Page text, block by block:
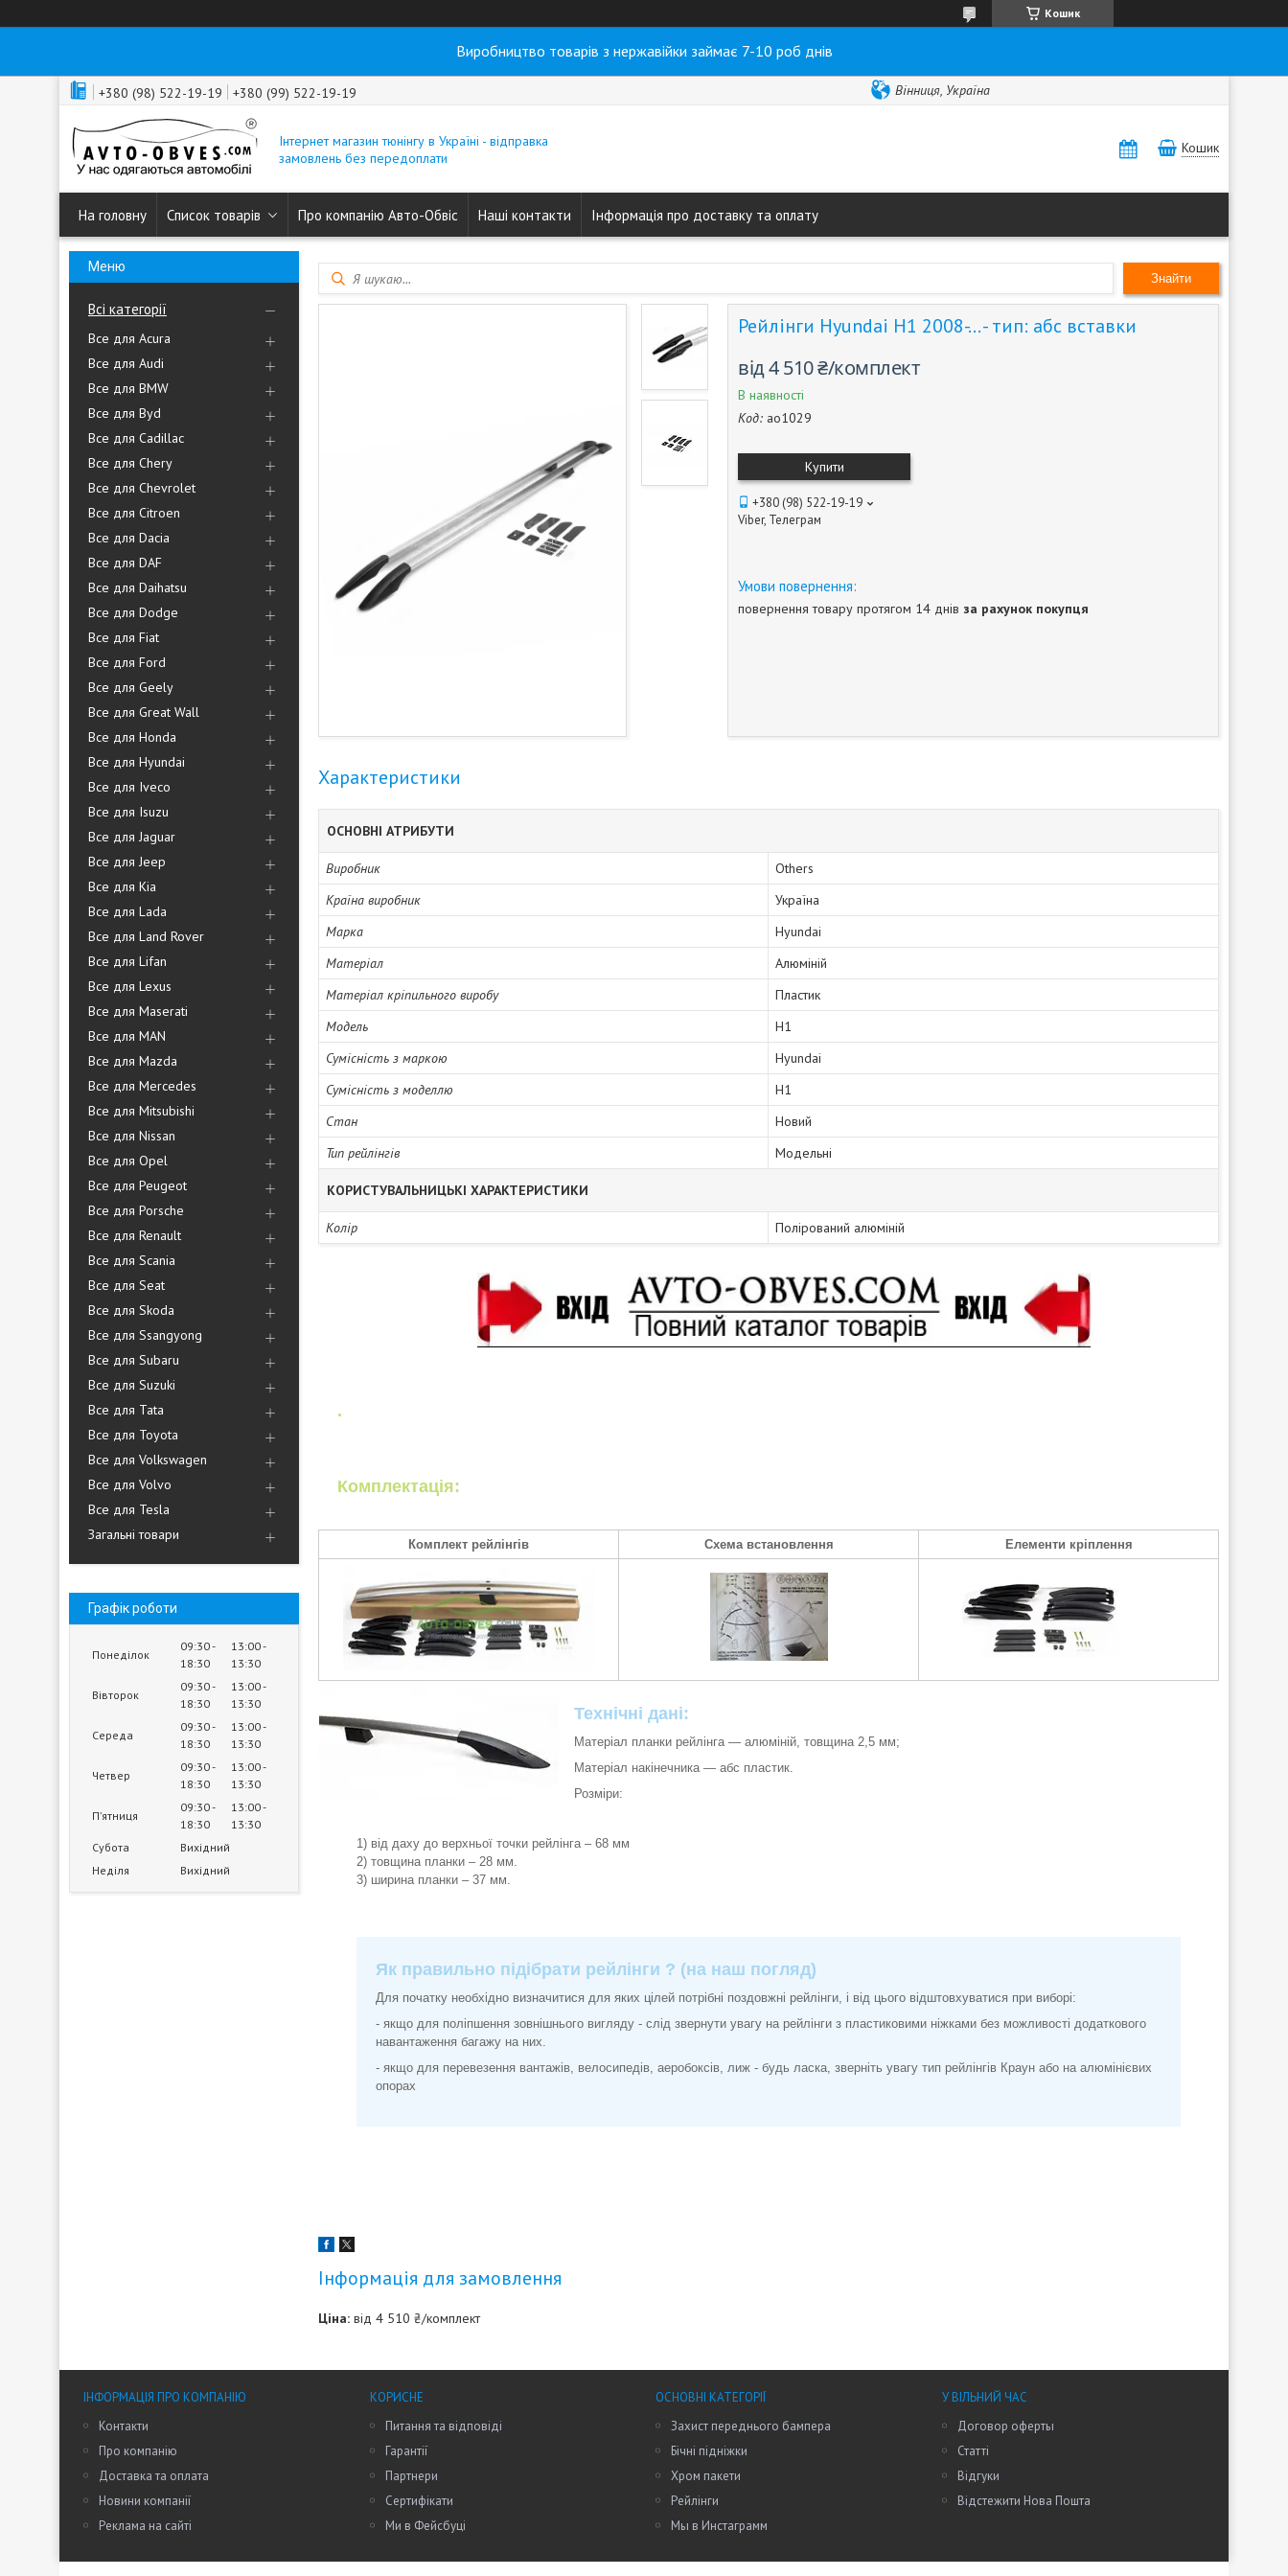
Кошик
Виробництво товарів з нержавійки займає 7-10 роб днів
+380 (98) 522-19-19 +380 (99) 522-19-19 Вінниця, Україна
Інтернет магазин тюнінгу в Україні - відправка
замовлень без передоплати
Кошик
На головну Список товарів Про компанію Авто-Обвіс Наші контакти Інформація про доставку та оплату
Всі категорії
Все для Acura
Все для Audi
Все для BMW
Все для Byd
Все для Cadillac
Все для Chery
Все для Chevrolet
Все для Citroen
Все для Dacia
Все для DAF
Все для Daihatsu
Все для Dodge
Все для Fiat
Все для Ford
Все для Geely
Все для Great Wall
Все для Honda
Все для Hyundai
Все для Iveco
Все для Isuzu
Все для Jaguar
Все для Jeep
Все для Kia
Все для Lada
Все для Land Rover
Все для Lifan
Все для Lexus
Все для Maserati
Все для MAN
Все для Mazda
Все для Mercedes
Все для Mitsubishi
Все для Nissan
Все для Opel
Все для Peugeot
Все для Porsche
Все для Renault
Все для Scania
Все для Seat
Все для Skoda
Все для Ssangyong
Все для Subaru
Все для Suzuki
Все для Tata
Все для Toyota
Все для Volkswagen
Все для Volvo
Все для Tesla
Загальні товари
Графік роботи
Понеділок
09:30
18:30
13:00
13:30
Вівторок
09:30
18:30
13:00
13:30
Середа
09:30
18:30
13:00
13:30
Четвер
09:30
18:30
13:00
13:30
Пʼятниця
09:30
18:30
13:00
13:30
Субота
Вихідний
Неділя
Вихідний
Знайти
Рейлінги Hyundai H1 2008-... - тип: абс вставки
від4 510 ₴/комплект
В наявності
Код: ao1029
Купити
+380 (98) 522-19-19
Viber, Телеграм
повернення товару протягом 14 днів за рахунок покупця
Характеристики
ОСНОВНІ АТРИБУТИ
Виробник
Others
Країна виробник
Україна
Марка
Hyundai
Матеріал
Алюміній
Матеріал кріпильного виробу
Пластик
Модель
H1
Сумісність з маркою
Hyundai
Сумісність з моделлю
H1
Стан
Новий
Тип рейлінгів
Модельні
КОРИСТУВАЛЬНИЦЬКІ ХАРАКТЕРИСТИКИ
Колір Полірований алюміній
.
Комплектація:
Комплект рейлінгів Схема встановлення Елементи кріплення
Технічні дані:
Матеріал планки рейлінга ― алюміній, товщина 2,5 мм;
Матеріал накінечника ― абс пластик.
Розміри:
1) від даху до верхньої точки рейлінга – 68 мм
2) товщина планки – 28 мм.
3) ширина планки – 37 мм.
Як правильно підібрати рейлінги ? (на наш погляд)
Для початку необхідно визначитися для яких цілей потрібні поздовжні рейлінги, і від цього відштовхуватися при виборі:
- якщо для поліпшення зовнішнього вигляду - слід звернути увагу на рейлінги з пластиковими ніжками без можливості додаткового
навантаження багажу на них.
- якщо для перевезення вантажів, велосипедів, аеробоксів, лиж - будь ласка, зверніть увагу тип рейлінгів Краун або на алюмінієвих
опорах
Інформація для замовлення
Ціна: від 4 510 ₴/комплект
ІНФОРМАЦІЯ ПРО КОМПАНІЮ
Контакти
Про компанію
Доставка та оплата
Новини компанії
Реклама на сайті
КОРИСНЕ
Питання та відповіді
Гарантії
Партнери
Сертифікати
Ми в Фейсбуці
ОСНОВНІ КАТЕГОРІЇ
Захист переднього бампера
Бічні підніжки
Хром пакети
Рейлінги
Мы в Инстаграмм
У ВІЛЬНИЙ ЧАС
Договор оферты
Статті
Відгуки
Відстежити Нова Пошта